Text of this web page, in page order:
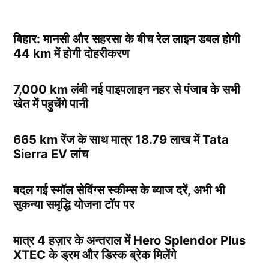
बिहार: मानसी और सहरसा के बीच रेल लाइन डबल होगी
44 km में होगी दोहरीकरण
7,000 km लंबी नई पाइपलाइन नहर से पंजाब के सभी
खेत में पहुचेंगे पानी
665 km रेंज के साथ मात्र 18.79 लाख में Tata
Sierra EV लांच
बदल गई स्मॉल सेविंग्स स्कीम्स के ब्याज दरें, अभी भी
सुकन्या समृद्धि योजना टॉप पर
मात्र 4 हज़ार के अन्तराल में Hero Splendor Plus
XTEC के ड्रम और डिस्क ब्रेक मिलेंगे